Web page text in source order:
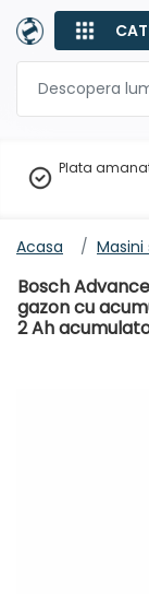
Plata
Acasa
Bosch
gazon cu
2 Ah